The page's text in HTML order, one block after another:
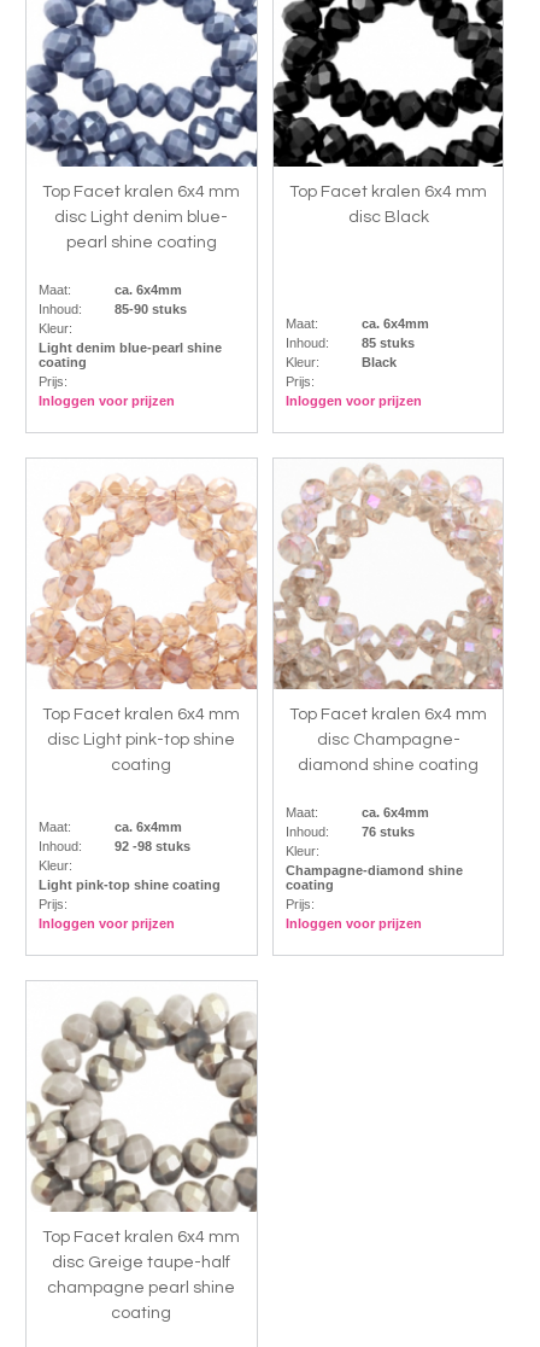
Top Facet kralen 6x4 mm
disc Light denim blue-
pearl shine coating
Maat:
ca. 6x4mm
Inhoud:
85-90 stuks
Kleur:
Light denim blue-pearl shine
coating
Prijs:
Inloggen voor prijzen
Top Facet kralen 6x4 mm
disc Black
Maat:
ca. 6x4mm
Inhoud:
85 stuks
Kleur:
Black
Prijs:
Inloggen voor prijzen
Top Facet kralen 6x4 mm
disc Light pink-top shine
coating
Maat:
ca. 6x4mm
Inhoud:
92 -98 stuks
Kleur:
Light pink-top shine coating
Prijs:
Inloggen voor prijzen
Top Facet kralen 6x4 mm
disc Champagne-
diamond shine coating
Maat:
ca. 6x4mm
Inhoud:
76 stuks
Kleur:
Champagne-diamond shine
coating
Prijs:
Inloggen voor prijzen
Top Facet kralen 6x4 mm
disc Greige taupe-half
champagne pearl shine
coating